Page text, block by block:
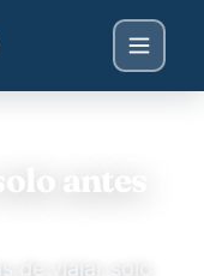
antes
de viajar solo